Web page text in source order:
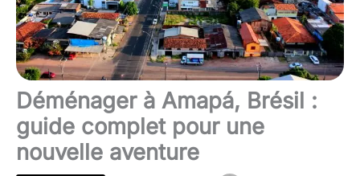
Déménager à Amapá, Brésil :
guide complet pour une
nouvelle aventure